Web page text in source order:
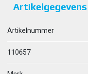
Artikelgegevens
Artikelnummer
110657